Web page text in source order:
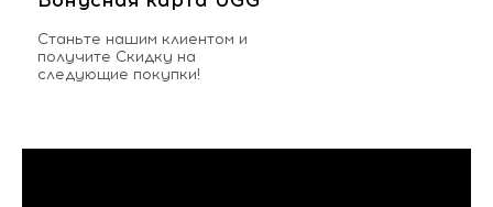
Станьте нашим клиентом и
получите Скидку на
следующие покупки!